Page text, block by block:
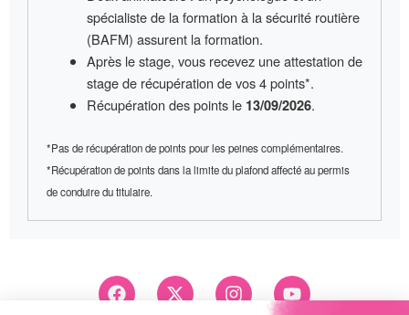
spécialiste de la formation à la sécurité routière
(BAFM) assurent la formation.
Après le stage, vous recevez uneattestation de
stagede récupération de vos 4 points*.
Récupération des points le 13/09/2026.
*Pas de récupération de points pour les peines complémentaires.
*Récupération de points dans la limite du plafond affecté au permis
de conduire du titulaire.
F
a
X
-
I
n
Y
o